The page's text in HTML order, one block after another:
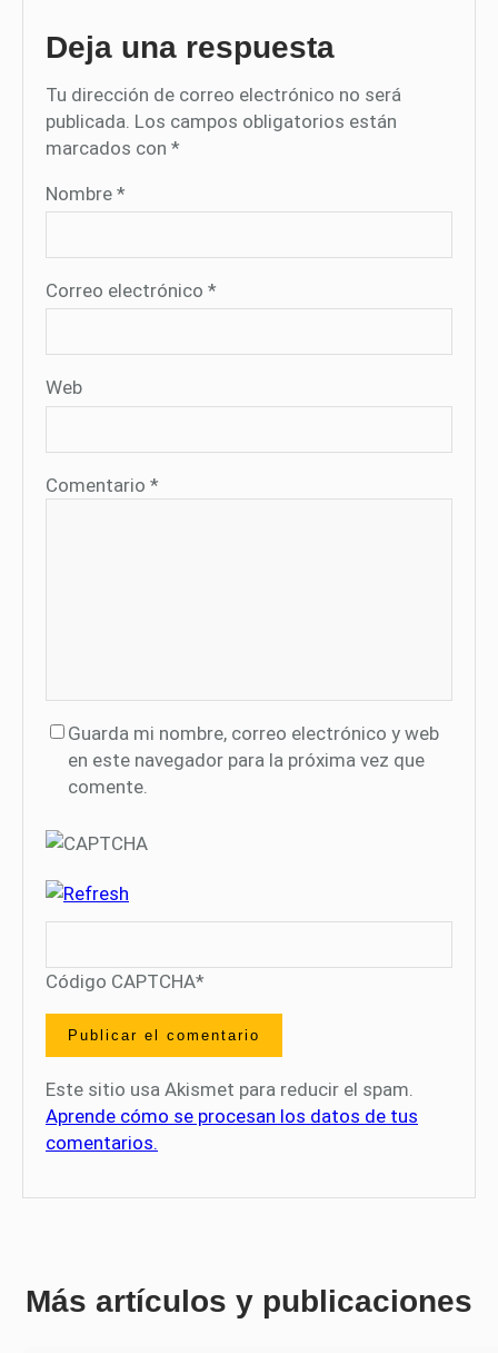
Deja una respuesta
Tu dirección de correo electrónico no será
publicada. Los campos obligatorios están
marcados con *
Nombre *
Correo electrónico *
Web
Comentario *
Guarda mi nombre, correo electrónico y web
en este navegador para la próxima vez que
comente.
Código CAPTCHA*
Este sitio usa Akismet para reducir el spam.
Aprende cómo se procesan los datos de tus
comentarios.
Más artículos y publicaciones